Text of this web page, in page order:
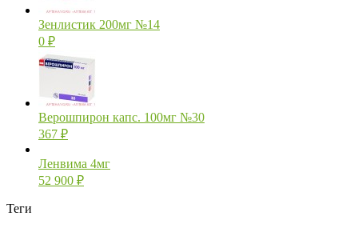
Зенлистик 200мг №14
0 ₽
Верошпирон капс. 100мг №30
367 ₽
Ленвима 4мг
52 900 ₽
Теги